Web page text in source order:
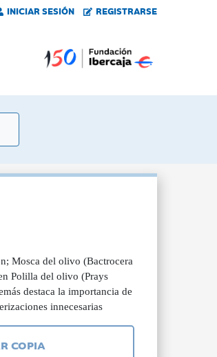
INICIAR SESIÓN REGISTRARSE
Mosca del olivo (Bactrocera
Polilla del olivo (Prays
destaca la importancia de
innecesarias
COPIA